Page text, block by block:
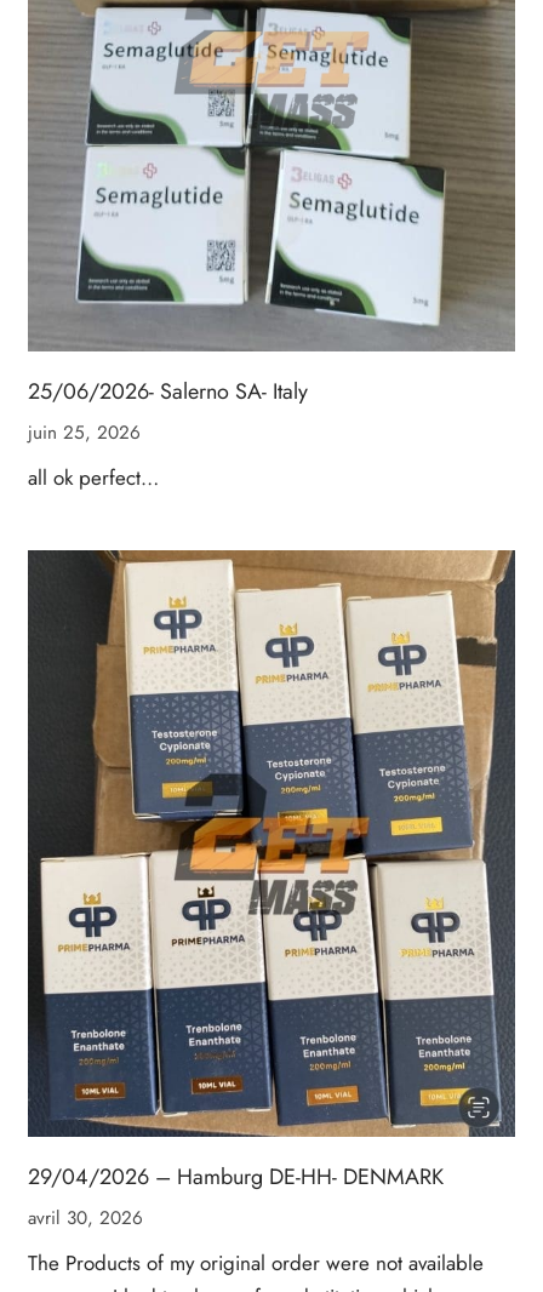
25/06/2026- Salerno SA- Italy
juin 25, 2026
all ok perfect…
29/04/2026 – Hamburg DE-HH- DENMARK
avril 30, 2026
The Products of my original order were not available